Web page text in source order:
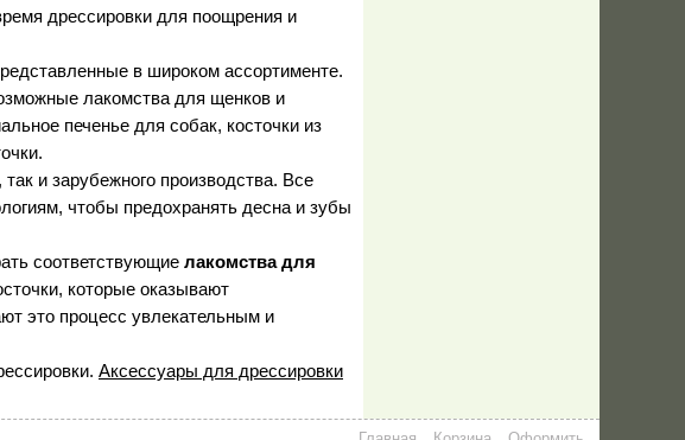
дрессировки для поощрения и
в широком ассортименте.
лакомства для щенков и
печенье для собак, косточки из
так и зарубежного производства. Все
чтобы предохранять десна и зубы
соответствующие лакомства для
которые оказывают
это процесс увлекательным и
Аксессуары для дрессировки